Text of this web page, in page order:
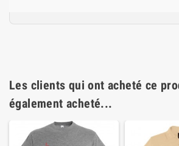
Les clients qui ont acheté ce
également acheté...